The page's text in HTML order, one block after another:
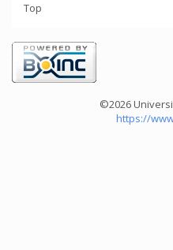
Top
©2026
https://